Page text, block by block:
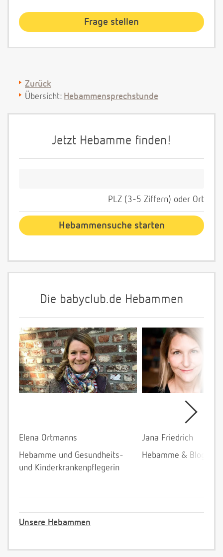
Zurück
Übersicht: Hebammensprechstunde
Jetzt Hebamme finden!
PLZ (3-5 Ziffern) oder Ort
Die babyclub.de Hebammen
Elena Ortmanns
Hebamme und Gesundheits-
und Kinderkrankenpflegerin
Jana Friedrich
Hebamme &
Unsere Hebammen